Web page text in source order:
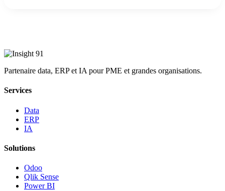
Partenaire data, ERP et IA pour PME et grandes organisations.
Services
Data
ERP
IA
Solutions
Odoo
Qlik Sense
Power BI